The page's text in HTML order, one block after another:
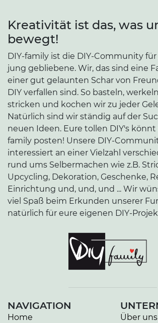
Kreativität ist das, was
bewegt!
DIY-family ist die DIY-Community
jung gebliebene. Wir, das sind eine
einer gut gelaunten Schar von
DIY verfallen sind. So basteln,
stricken und kochen wir zu jeder
Natürlich sind wir ständig auf der
neuen Ideen. Eure tollen DIY's könnt
family posten! Unsere DIY-
interessiert an einer Vielzahl
rund ums Selbermachen wie z.B.
Upcycling, Dekoration, Geschenke,
Einrichtung und, und, und ... Wir
viel Spaß beim Erkunden unserer
natürlich für eure eigenen DIY-
NAVIGATION
Home
Über uns